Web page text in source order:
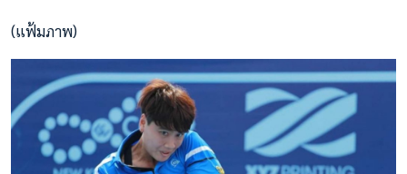
(แฟ้มภาพ)